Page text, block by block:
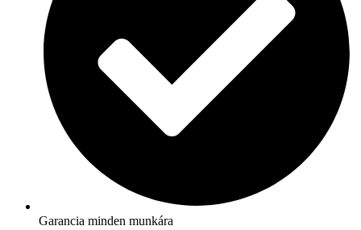
Garancia minden munkára